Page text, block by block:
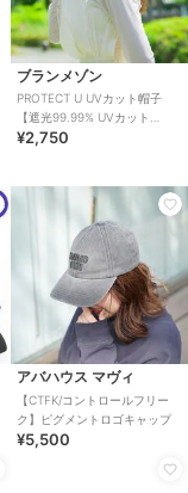
ブランメゾン
PROTECT U UVカット帽子
【遮光99.99% UVカット
99.9%】
¥2,750
アバハウス マヴィ
【CTFK/コントロールフリー
ク】ピグメントロゴキャップ
¥5,500